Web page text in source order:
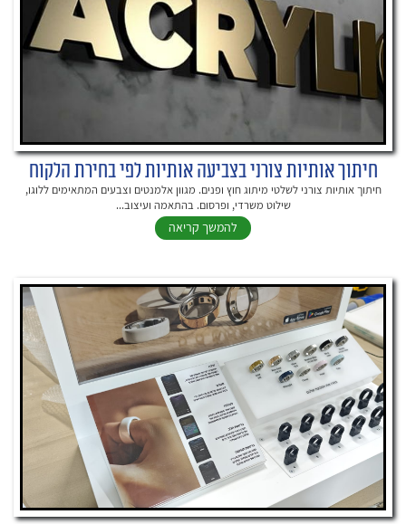
חיתוך אותיות צורני בצביעה אותיות לפי בחירת הלקוח
חיתוך אותיות צורני לשלטי מיתוג חוץ ופנים. מגוון אלמנטים וצבעים המתאימים ללוגו,
שילוט משרדי, ופרסום. בהתאמה ועיצוב...
להמשך קריאה